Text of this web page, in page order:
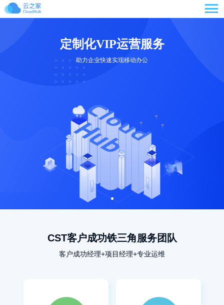

定制化VIP运营服务
助力企业快速实现移动办公
CST客户成功铁三角服务团队
客户成功经理+项目经理+专业运维